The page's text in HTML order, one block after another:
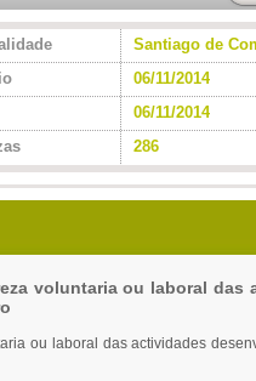
Santiago de
06/11/2014
06/11/2014
286
voluntaria ou laboral
ou laboral das actividades